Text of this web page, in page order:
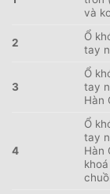
và
2
Ổ
tay
3
Ổ
tay
Hàn
4
Ổ
tay
Hàn